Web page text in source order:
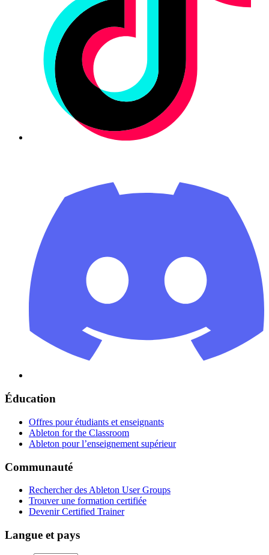
Éducation
Offres pour étudiants et enseignants
Ableton for the Classroom
Ableton pour l’enseignement supérieur
Communauté
Rechercher des Ableton User Groups
Trouver une formation certifiée
Devenir Certified Trainer
Langue et pays